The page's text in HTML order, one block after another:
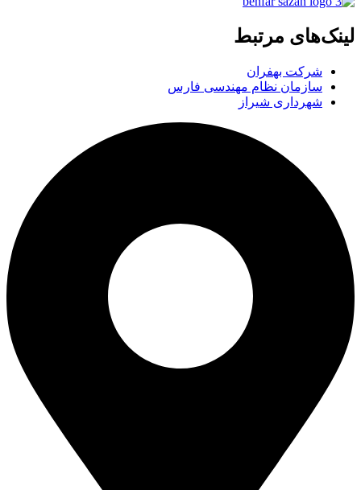
لینک‌های مرتبط
شرکت بهفران
سازمان نظام مهندسی فارس
شهرداری شیراز